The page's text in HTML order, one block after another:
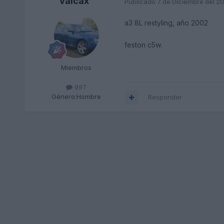
Miembros
997
Género:Hombre
a3 8L restyling, año 2002
feston c5w.
Responder